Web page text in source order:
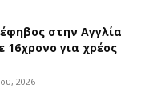
στην Αγγλία
για χρέος
2026